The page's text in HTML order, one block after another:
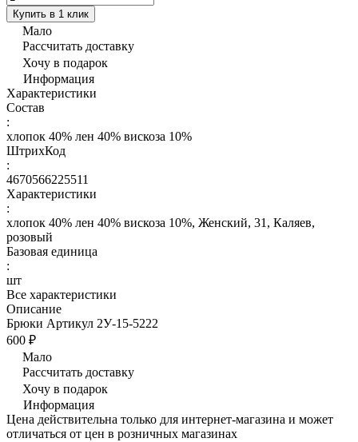
Купить в 1 клик
Мало
Рассчитать доставку
Хочу в подарок
Информация
Характеристики
Состав
:
хлопок 40% лен 40% вискоза 10%
ШтрихКод
:
4670566225511
Характеристики
:
хлопок 40% лен 40% вискоза 10%, Женский, 31, Каляев,
розовый
Базовая единица
:
шт
Все характеристики
Описание
Брюки Артикул 2У-15-5222
600 ₽
Мало
Рассчитать доставку
Хочу в подарок
Информация
Цена действительна только для интернет-магазина и может
отличаться от цен в розничных магазинах